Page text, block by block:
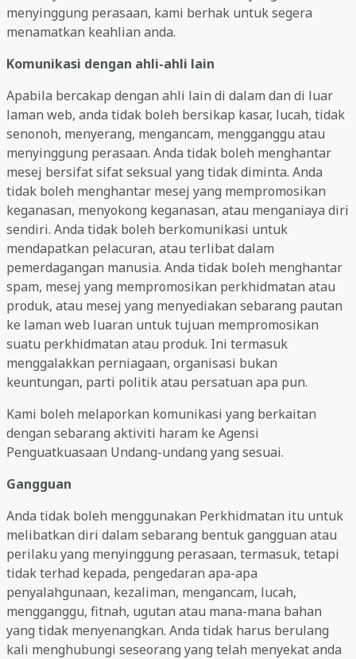
menyinggung perasaan, kami berhak untuk segera
menamatkan keahlian anda.
Komunikasi dengan ahli-ahli lain
Apabila bercakap dengan ahli lain di dalam dan di luar
laman web, anda tidak boleh bersikap kasar, lucah, tidak
senonoh, menyerang, mengancam, mengganggu atau
menyinggung perasaan. Anda tidak boleh menghantar
mesej bersifat sifat seksual yang tidak diminta. Anda
tidak boleh menghantar mesej yang mempromosikan
keganasan, menyokong keganasan, atau menganiaya diri
sendiri. Anda tidak boleh berkomunikasi untuk
mendapatkan pelacuran, atau terlibat dalam
pemerdagangan manusia. Anda tidak boleh menghantar
spam, mesej yang mempromosikan perkhidmatan atau
produk, atau mesej yang menyediakan sebarang pautan
ke laman web luaran untuk tujuan mempromosikan
suatu perkhidmatan atau produk. Ini termasuk
menggalakkan perniagaan, organisasi bukan
keuntungan, parti politik atau persatuan apa pun.
Kami boleh melaporkan komunikasi yang berkaitan
dengan sebarang aktiviti haram ke Agensi
Penguatkuasaan Undang-undang yang sesuai.
Gangguan
Anda tidak boleh menggunakan Perkhidmatan itu untuk
melibatkan diri dalam sebarang bentuk gangguan atau
perilaku yang menyinggung perasaan, termasuk, tetapi
tidak terhad kepada, pengedaran apa-apa
penyalahgunaan, kezaliman, mengancam, lucah,
mengganggu, fitnah, ugutan atau mana-mana bahan
yang tidak menyenangkan. Anda tidak harus berulang
kali menghubungi seseorang yang telah menyekat anda